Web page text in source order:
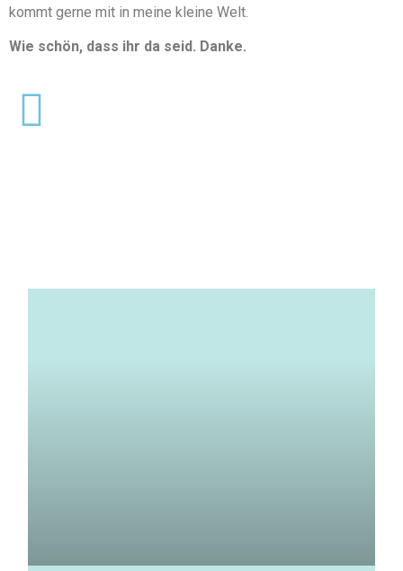
kommt gerne mit in meine kleine Welt.
Wie schön, dass ihr da seid. Danke.